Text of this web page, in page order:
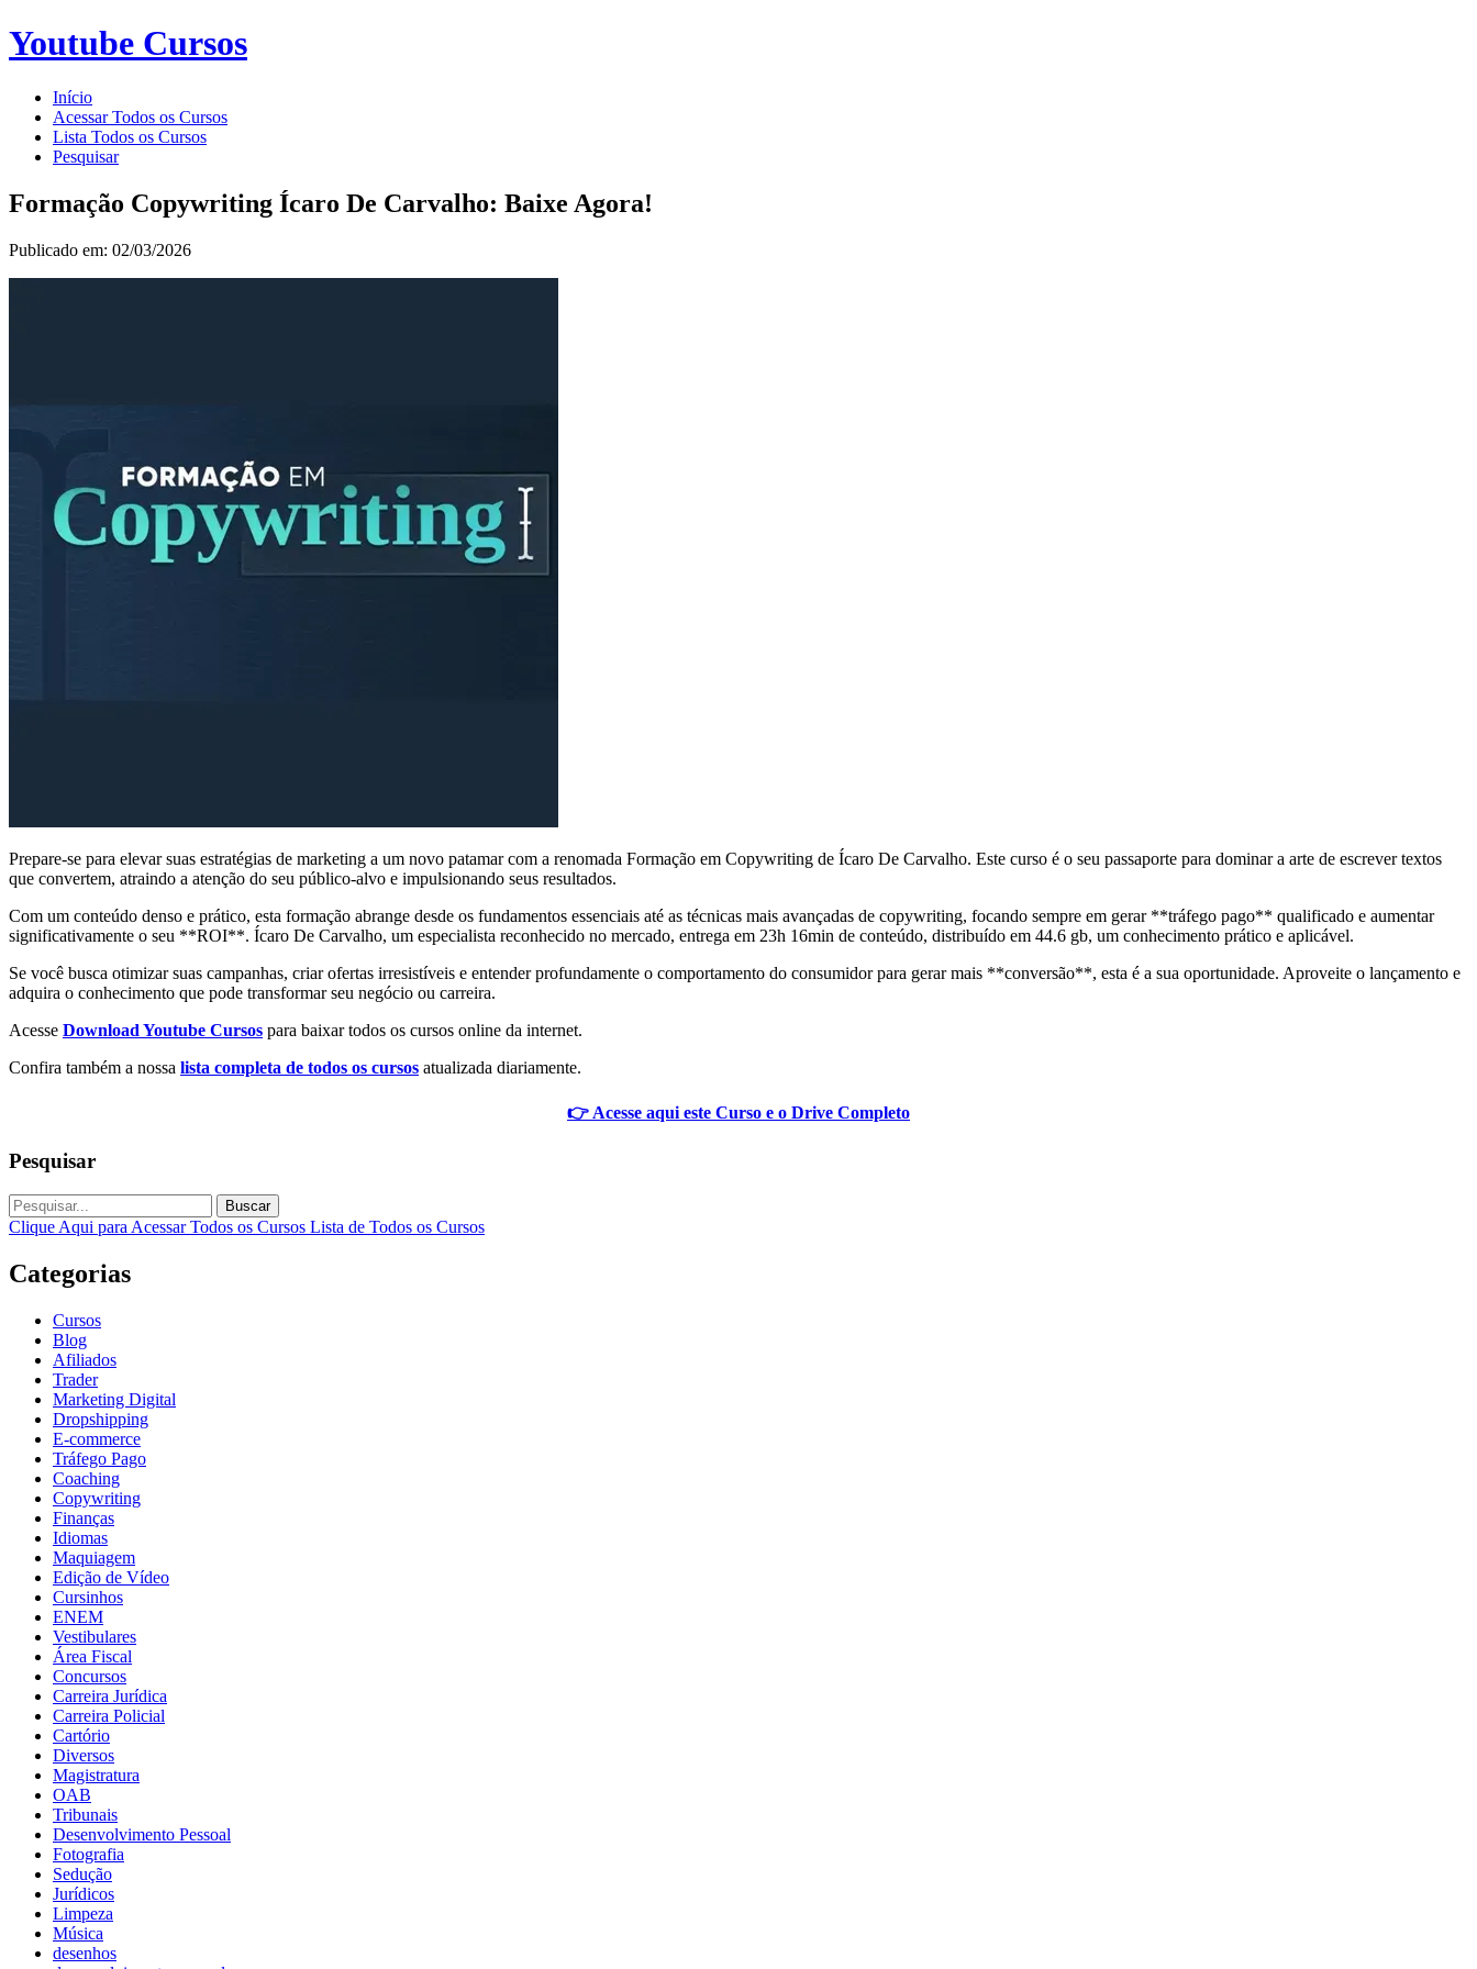
Youtube Cursos
Início
Acessar Todos os Cursos
Lista Todos os Cursos
Pesquisar
Formação Copywriting Ícaro De Carvalho: Baixe Agora!
Publicado em: 02/03/2026
Prepare-se para elevar suas estratégias de marketing a um novo patamar com a renomada Formação em Copywriting de Ícaro De Carvalho. Este curso é o seu passaporte para dominar a arte de escrever textos
que convertem, atraindo a atenção do seu público-alvo e impulsionando seus resultados.
Com um conteúdo denso e prático, esta formação abrange desde os fundamentos essenciais até as técnicas mais avançadas de copywriting, focando sempre em gerar **tráfego pago** qualificado e aumentar
significativamente o seu **ROI**. Ícaro De Carvalho, um especialista reconhecido no mercado, entrega em 23h 16min de conteúdo, distribuído em 44.6 gb, um conhecimento prático e aplicável.
Se você busca otimizar suas campanhas, criar ofertas irresistíveis e entender profundamente o comportamento do consumidor para gerar mais **conversão**, esta é a sua oportunidade. Aproveite o lançamento e
adquira o conhecimento que pode transformar seu negócio ou carreira.
Acesse Download Youtube Cursos para baixar todos os cursos online da internet.
Confira também a nossa lista completa de todos os cursos atualizada diariamente.
👉 Acesse aqui este Curso e o Drive Completo
Pesquisar
Buscar
Clique Aqui para Acessar Todos os Cursos Lista de Todos os Cursos
Categorias
Cursos
Blog
Afiliados
Trader
Marketing Digital
Dropshipping
E-commerce
Tráfego Pago
Coaching
Copywriting
Finanças
Idiomas
Maquiagem
Edição de Vídeo
Cursinhos
ENEM
Vestibulares
Área Fiscal
Concursos
Carreira Jurídica
Carreira Policial
Cartório
Diversos
Magistratura
OAB
Tribunais
Desenvolvimento Pessoal
Fotografia
Sedução
Jurídicos
Limpeza
Música
desenhos